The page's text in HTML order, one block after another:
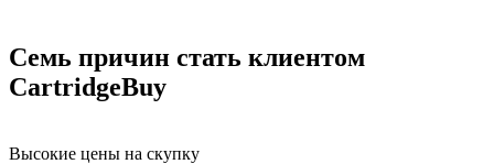
Семь причин стать клиентом
CartridgeBuy
Высокие цены на скупку